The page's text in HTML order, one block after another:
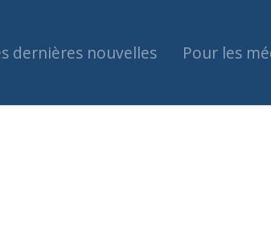
dernières nouvelles Pour les
(mennonite canadien)